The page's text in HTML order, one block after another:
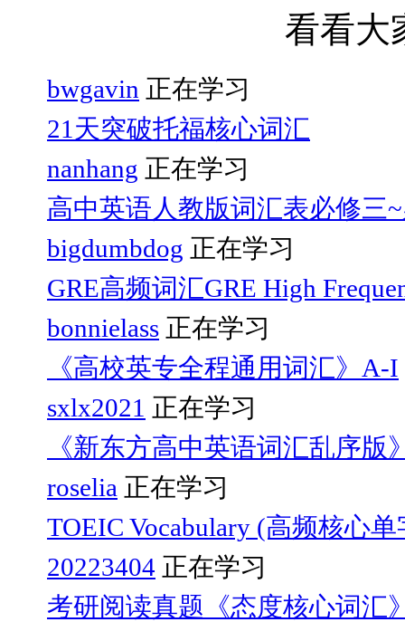
看看大
bwgavin 正在学习
21天突破托福核心词汇
nanhang 正在学习
高中英语人教版词汇表必修三
bigdumbdog 正在学习
GRE高频词汇GRE High
bonnielass 正在学习
《高校英专全程通用词汇》A-I
sxlx2021 正在学习
《新东方高中英语词汇乱序版
roselia 正在学习
TOEIC Vocabulary (高频核心
20223404 正在学习
考研阅读真题《态度核心词汇